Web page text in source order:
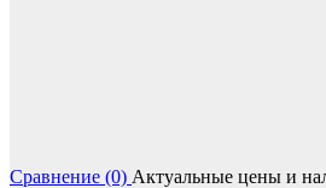
Сравнение (0) Актуальные цены и